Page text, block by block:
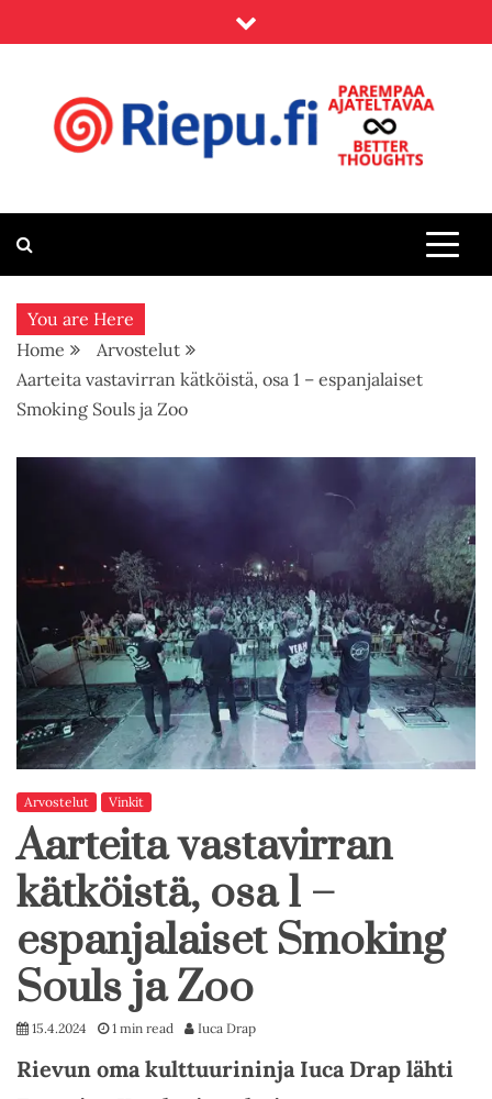
to
Riepu.fi
You are Here
Home
Arvostelut
Aarteita vastavirran kätköistä, osa 1 – espanjalaiset
Smoking Souls ja Zoo
Arvostelut Vinkit
Aarteita vastavirran
kätköistä, osa 1 –
espanjalaiset Smoking
Souls ja Zoo
15.4.2024 1 min read Iuca Drap
Rievun oma kulttuurininja Iuca Drap lähti